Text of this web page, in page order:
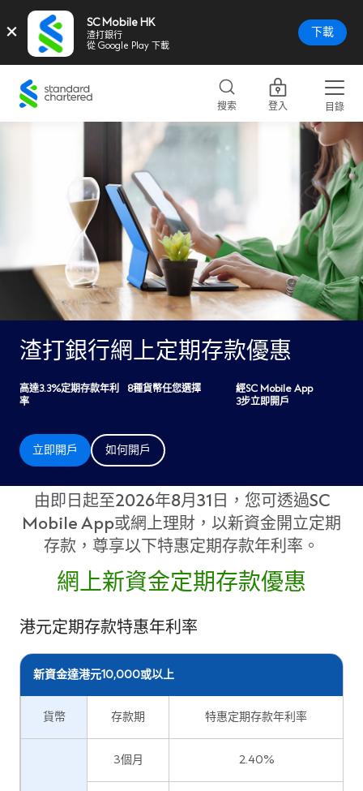
× SC Mobile HK
渣打銀行
從 Google Play 下載
下載
Standard
Chartered
Logo,
搜索 登入 目錄
渣打銀行網上定期存款優惠
高達3.3%定期存款年利
率
8種貨幣任您選擇
經SC Mobile App
3步立即開戶
立即開戶 如何開戶
由即日起至2026年8月31日，您可透過SC
Mobile App或網上理財，以新資金開立定期
存款，尊享以下特惠定期存款年利率。
網上新資金定期存款優惠
港元定期存款特惠年利率
新資金達港元10,000或以上
貨幣 存款期 特惠定期存款年利率
3個月 2.40%